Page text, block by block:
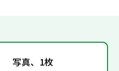
写真、1枚